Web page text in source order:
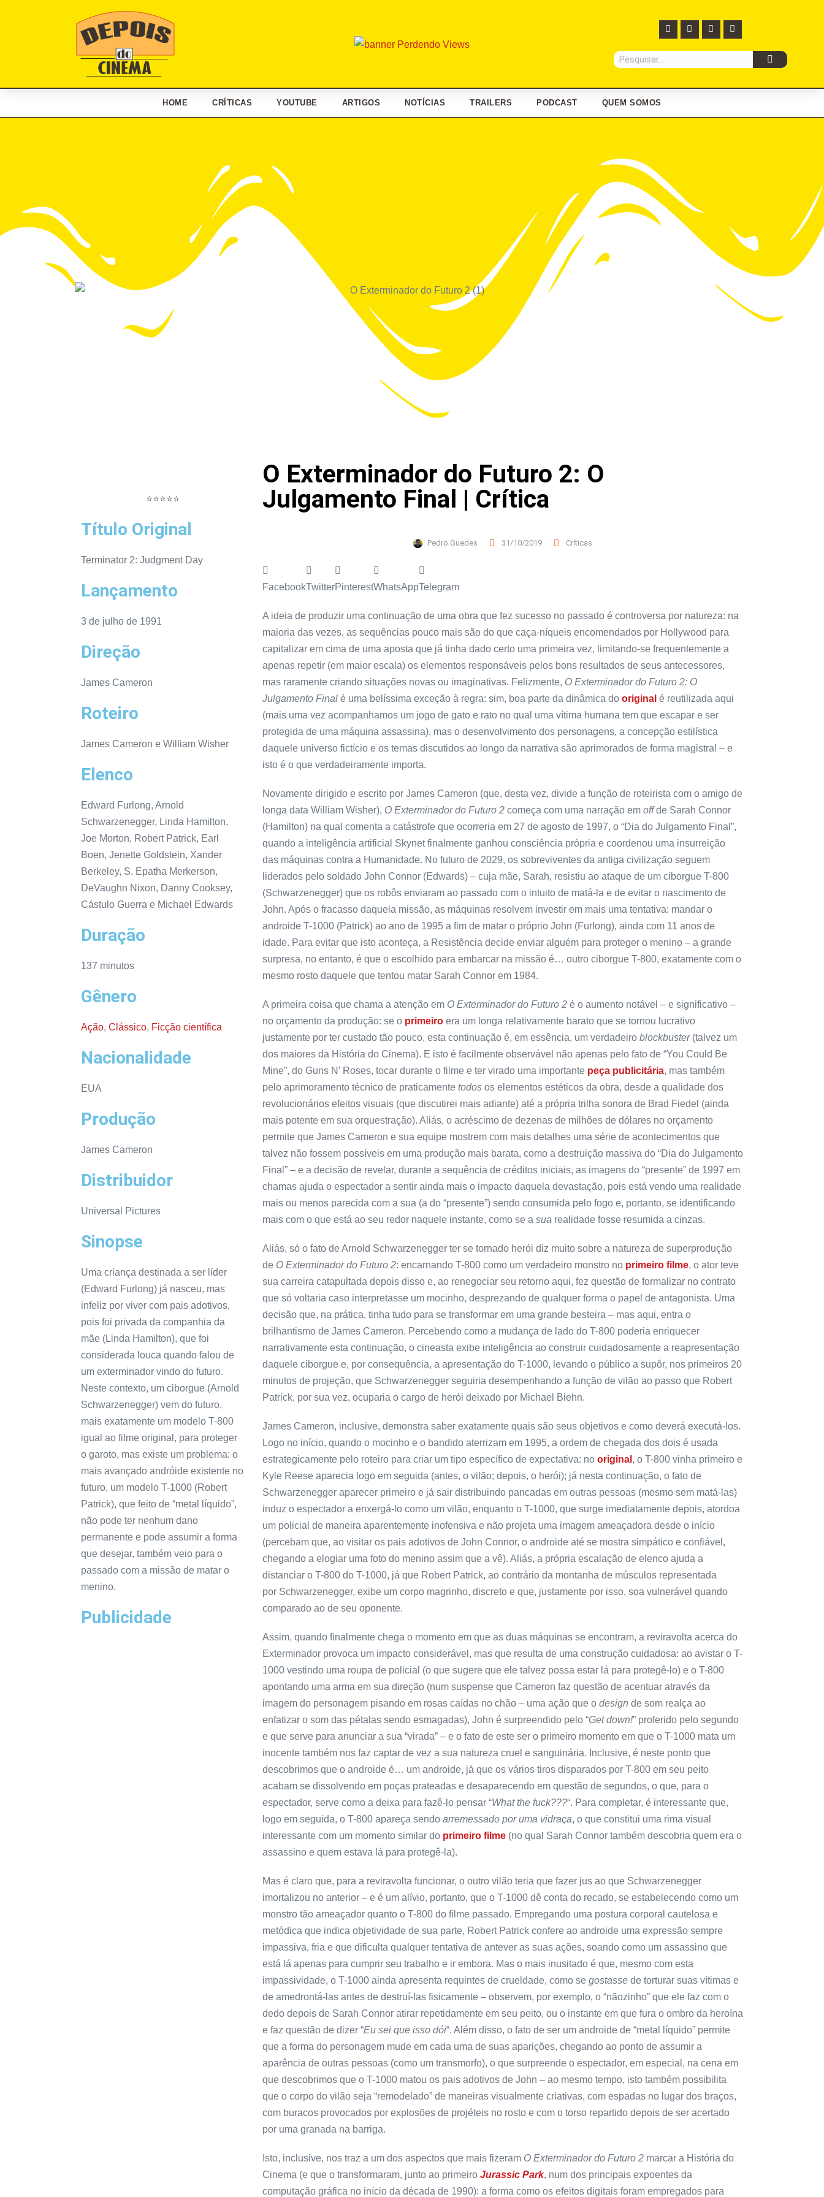
HOME CRÍTICAS YOUTUBE ARTIGOS NOTÍCIAS TRAILERS PODCAST QUEM SOMOS
⭐⭐⭐⭐⭐
Título Original
Terminator 2: Judgment Day
Lançamento
3 de julho de 1991
Direção
James Cameron
Roteiro
James Cameron e William Wisher
Elenco
Edward Furlong, Arnold
Schwarzenegger, Linda Hamilton,
Joe Morton, Robert Patrick, Earl
Boen, Jenette Goldstein, Xander
Berkeley, S. Epatha Merkerson,
DeVaughn Nixon, Danny Cooksey,
Cástulo Guerra e Michael Edwards
Duração
137 minutos
Gênero
Ação, Clássico, Ficção científica
Nacionalidade
EUA
Produção
James Cameron
Distribuidor
Universal Pictures
Sinopse
Uma criança destinada a ser líder
(Edward Furlong) já nasceu, mas
infeliz por viver com pais adotivos,
pois foi privada da companhia da
mãe (Linda Hamilton), que foi
considerada louca quando falou de
um exterminador vindo do futuro.
Neste contexto, um ciborgue (Arnold
Schwarzenegger) vem do futuro,
mais exatamente um modelo T-800
igual ao filme original, para proteger
o garoto, mas existe um problema: o
mais avançado andróide existente no
futuro, um modelo T-1000 (Robert
Patrick), que feito de “metal líquido”,
não pode ter nenhum dano
permanente e pode assumir a forma
que desejar, também veio para o
passado com a missão de matar o
menino.
Publicidade
O Exterminador do Futuro 2: O
Julgamento Final | Crítica
Pedro Guedes 31/10/2019 Críticas
FacebookTwitterPinterestWhatsAppTelegram
A ideia de produzir uma continuação de uma obra que fez sucesso no passado é controversa por natureza: na
maioria das vezes, as sequências pouco mais são do que caça-níqueis encomendados por Hollywood para
capitalizar em cima de uma aposta que já tinha dado certo uma primeira vez, limitando-se frequentemente a
apenas repetir (em maior escala) os elementos responsáveis pelos bons resultados de seus antecessores,
mas raramente criando situações novas ou imaginativas. Felizmente, O Exterminador do Futuro 2: O
Julgamento Final é uma belíssima exceção à regra: sim, boa parte da dinâmica do original é reutilizada aqui
(mais uma vez acompanhamos um jogo de gato e rato no qual uma vítima humana tem que escapar e ser
protegida de uma máquina assassina), mas o desenvolvimento dos personagens, a concepção estilística
daquele universo fictício e os temas discutidos ao longo da narrativa são aprimorados de forma magistral – e
isto é o que verdadeiramente importa.
Novamente dirigido e escrito por James Cameron (que, desta vez, divide a função de roteirista com o amigo de
longa data William Wisher), O Exterminador do Futuro 2 começa com uma narração em offde Sarah Connor
(Hamilton) na qual comenta a catástrofe que ocorreria em 27 de agosto de 1997, o “Dia do Julgamento Final”,
quando a inteligência artificial Skynet finalmente ganhou consciência própria e coordenou uma insurreição
das máquinas contra a Humanidade. No futuro de 2029, os sobreviventes da antiga civilização seguem
liderados pelo soldado John Connor (Edwards) – cuja mãe, Sarah, resistiu ao ataque de um ciborgue T-800
(Schwarzenegger) que os robôs enviaram ao passado com o intuito de matá-la e de evitar o nascimento de
John. Após o fracasso daquela missão, as máquinas resolvem investir em mais uma tentativa: mandar o
androide T-1000 (Patrick) ao ano de 1995 a fim de matar o próprio John (Furlong), ainda com 11 anos de
idade. Para evitar que isto aconteça, a Resistência decide enviar alguém para proteger o menino – a grande
surpresa, no entanto, é que o escolhido para embarcar na missão é… outro ciborgue T-800, exatamente com o
mesmo rosto daquele que tentou matar Sarah Connor em 1984.
A primeira coisa que chama a atenção em O Exterminador do Futuro 2 é o aumento notável – e significativo –
no orçamento da produção: se o primeiro era um longa relativamente barato que se tornou lucrativo
justamente por ter custado tão pouco, esta continuação é, em essência, um verdadeiro blockbuster(talvez um
dos maiores da História do Cinema). E isto é facilmente observável não apenas pelo fato de “You Could Be
Mine”, do Guns N’ Roses, tocar durante o filme e ter virado uma importante peça publicitária, mas também
pelo aprimoramento técnico de praticamente todos os elementos estéticos da obra, desde a qualidade dos
revolucionários efeitos visuais (que discutirei mais adiante) até a própria trilha sonora de Brad Fiedel (ainda
mais potente em sua orquestração). Aliás, o acréscimo de dezenas de milhões de dólares no orçamento
permite que James Cameron e sua equipe mostrem com mais detalhes uma série de acontecimentos que
talvez não fossem possíveis em uma produção mais barata, como a destruição massiva do “Dia do Julgamento
Final” – e a decisão de revelar, durante a sequência de créditos iniciais, as imagens do “presente” de 1997 em
chamas ajuda o espectador a sentir ainda mais o impacto daquela devastação, pois está vendo uma realidade
mais ou menos parecida com a sua (a do “presente”) sendo consumida pelo fogo e, portanto, se identificando
mais com o que está ao seu redor naquele instante, como se a sua realidade fosse resumida a cinzas.
Aliás, só o fato de Arnold Schwarzenegger ter se tornado herói diz muito sobre a natureza de superprodução
de O Exterminador do Futuro 2: encarnando T-800 como um verdadeiro monstro no primeiro filme, o ator teve
sua carreira catapultada depois disso e, ao renegociar seu retorno aqui, fez questão de formalizar no contrato
que só voltaria caso interpretasse um mocinho, desprezando de qualquer forma o papel de antagonista. Uma
decisão que, na prática, tinha tudo para se transformar em uma grande besteira – mas aqui, entra o
brilhantismo de James Cameron. Percebendo como a mudança de lado do T-800 poderia enriquecer
narrativamente esta continuação, o cineasta exibe inteligência ao construir cuidadosamente a reapresentação
daquele ciborgue e, por consequência, a apresentação do T-1000, levando o público a supôr, nos primeiros 20
minutos de projeção, que Schwarzenegger seguiria desempenhando a função de vilão ao passo que Robert
Patrick, por sua vez, ocuparia o cargo de herói deixado por Michael Biehn.
James Cameron, inclusive, demonstra saber exatamente quais são seus objetivos e como deverá executá-los.
Logo no início, quando o mocinho e o bandido aterrizam em 1995, a ordem de chegada dos dois é usada
estrategicamente pelo roteiro para criar um tipo específico de expectativa: no original , o T-800 vinha primeiro e
Kyle Reese aparecia logo em seguida (antes, o vilão; depois, o herói); já nesta continuação, o fato de
Schwarzenegger aparecer primeiro e já sair distribuindo pancadas em outras pessoas (mesmo sem matá-las)
induz o espectador a enxergá-lo como um vilão, enquanto o T-1000, que surge imediatamente depois, atordoa
um policial de maneira aparentemente inofensiva e não projeta uma imagem ameaçadora desde o início
(percebam que, ao visitar os pais adotivos de John Connor, o androide até se mostra simpático e confiável,
chegando a elogiar uma foto do menino assim que a vê). Aliás, a própria escalação de elenco ajuda a
distanciar o T-800 do T-1000, já que Robert Patrick, ao contrário da montanha de músculos representada
por Schwarzenegger, exibe um corpo magrinho, discreto e que, justamente por isso, soa vulnerável quando
comparado ao de seu oponente.
Assim, quando finalmente chega o momento em que as duas máquinas se encontram, a reviravolta acerca do
Exterminador provoca um impacto considerável, mas que resulta de uma construção cuidadosa: ao avistar o T-
1000 vestindo uma roupa de policial (o que sugere que ele talvez possa estar lá para protegê-lo) e o T-800
apontando uma arma em sua direção (num suspense que Cameron faz questão de acentuar através da
imagem do personagem pisando em rosas caídas no chão – uma ação que o design de som realça ao
enfatizar o som das pétalas sendo esmagadas), John é surpreendido pelo “Get down!” proferido pelo segundo
e que serve para anunciar a sua “virada” – e o fato de este ser o primeiro momento em que o T-1000 mata um
inocente também nos faz captar de vez a sua natureza cruel e sanguinária. Inclusive, é neste ponto que
descobrimos que o androide é… um androide, já que os vários tiros disparados por T-800 em seu peito
acabam se dissolvendo em poças prateadas e desaparecendo em questão de segundos, o que, para o
espectador, serve como a deixa para fazê-lo pensar “What the fuck???“. Para completar, é interessante que,
logo em seguida, o T-800 apareça sendo arremessado por uma vidraça, o que constitui uma rima visual
interessante com um momento similar do primeiro filme (no qual Sarah Connor também descobria quem era o
assassino e quem estava lá para protegê-la).
Mas é claro que, para a reviravolta funcionar, o outro vilão teria que fazer jus ao que Schwarzenegger
imortalizou no anterior – e é um alívio, portanto, que o T-1000 dê conta do recado, se estabelecendo como um
monstro tão ameaçador quanto o T-800 do filme passado. Empregando uma postura corporal cautelosa e
metódica que indica objetividade de sua parte, Robert Patrick confere ao androide uma expressão sempre
impassiva, fria e que dificulta qualquer tentativa de antever as suas ações, soando como um assassino que
está lá apenas para cumprir seu trabalho e ir embora. Mas o mais inusitado é que, mesmo com esta
impassividade, o T-1000 ainda apresenta requintes de crueldade, como se gostasse de torturar suas vítimas e
de amedrontá-las antes de destruí-las fisicamente – observem, por exemplo, o “nãozinho” que ele faz com o
dedo depois de Sarah Connor atirar repetidamente em seu peito, ou o instante em que fura o ombro da heroína
e faz questão de dizer “Eu sei que isso dói“. Além disso, o fato de ser um androide de “metal líquido” permite
que a forma do personagem mude em cada uma de suas aparições, chegando ao ponto de assumir a
aparência de outras pessoas (como um transmorfo), o que surpreende o espectador, em especial, na cena em
que descobrimos que o T-1000 matou os pais adotivos de John – ao mesmo tempo, isto também possibilita
que o corpo do vilão seja “remodelado” de maneiras visualmente criativas, com espadas no lugar dos braços,
com buracos provocados por explosões de projéteis no rosto e com o torso repartido depois de ser acertado
por uma granada na barriga.
Isto, inclusive, nos traz a um dos aspectos que mais fizeram O Exterminador do Futuro 2 marcar a História do
Cinema (e que o transformaram, junto ao primeiro Jurassic Park, num dos principais expoentes da
computação gráfica no início da década de 1990): a forma como os efeitos digitais foram empregados para